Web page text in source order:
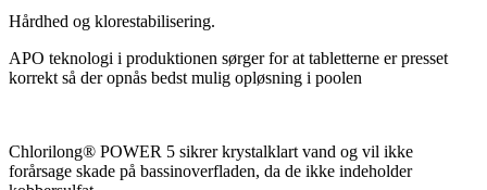
Hårdhed og klorestabilisering.
APO teknologi i produktionen sørger for at tabletterne er presset
korrekt så der opnås bedst mulig opløsning i poolen
Chlorilong® POWER 5 sikrer krystalklart vand og vil ikke
forårsage skade på bassinoverfladen, da de ikke indeholder